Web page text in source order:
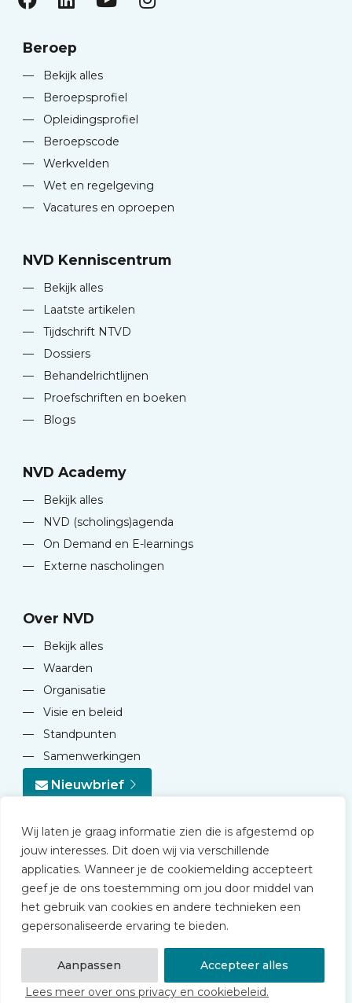
Wij laten je graag informatie zien die is afgestemd op
jouw interesses. Dit doen wij via verschillende
applicaties. Wanneer je de cookiemelding accepteert
geef je de ons toestemming om jou door middel van
het gebruik van cookies en andere technieken een
gepersonaliseerde ervaring te bieden.
Aanpassen
Accepteer alles
Lees meer over ons privacy en cookiebeleid.
Beroep
—
Bekijk alles
—
Beroepsprofiel
—
Opleidingsprofiel
—
Beroepscode
—
Werkvelden
—
Wet en regelgeving
—
Vacatures en oproepen
NVD Kenniscentrum
—
Bekijk alles
—
Laatste artikelen
—
Tijdschrift NTVD
—
Dossiers
—
Behandelrichtlijnen
—
Proefschriften en boeken
—
Blogs
NVD Academy
—
Bekijk alles
—
NVD (scholings)agenda
—
On Demand en E-learnings
—
Externe nascholingen
Over NVD
—
Bekijk alles
—
Waarden
—
Organisatie
—
Visie en beleid
—
Standpunten
—
Samenwerkingen
Nieuwbrief
© 2026 NVD
Privacy statement
Disclaimer